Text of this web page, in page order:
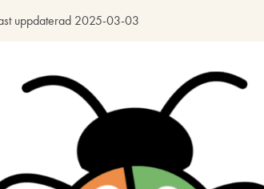
uppdaterad 2025-03-03